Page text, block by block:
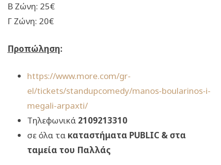
Β Ζώνη: 25€
Γ Ζώνη: 20€
Προπώληση:
https://www.more.com/gr-
el/tickets/standupcomedy/manos-boularinos-i-
megali-arpaxti/
Τηλεφωνικά 2109213310
σε όλα τα καταστήματα PUBLIC & στα
ταμεία του Παλλάς